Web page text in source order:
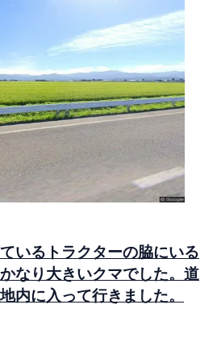
いるトラクターの脇にいる
なり大きいクマでした。道
内に入って行きました。